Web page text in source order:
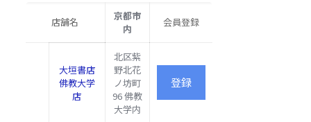
店舗名
京都市
内
会員登録
大垣書店
佛教大学
店
北区紫
野北花
ノ坊町
96 佛教
大学内